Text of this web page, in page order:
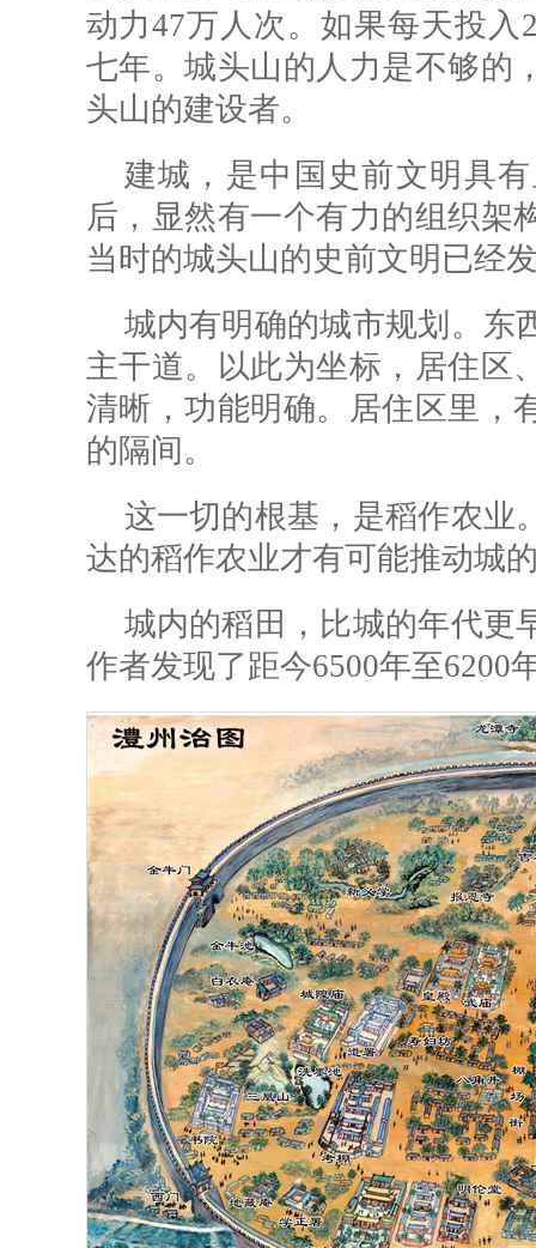
动力47万人次。如果每天投
七年。城头山的人力是不够的
头山的建设者。
建城，是中国史前文明具
后，显然有一个有力的组织架
当时的城头山的史前文明已经
城内有明确的城市规划。东
主干道。以此为坐标，居住区
清晰，功能明确。居住区里，
的隔间。
这一切的根基，是稻作农业
达的稻作农业才有可能推动城
城内的稻田，比城的年代更
作者发现了距今6500年至6200